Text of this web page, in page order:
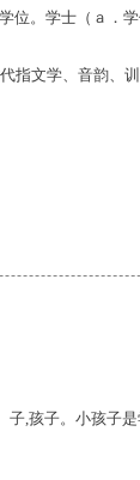
位。学士（ａ．
文学、音韵、
子,孩子。小孩子